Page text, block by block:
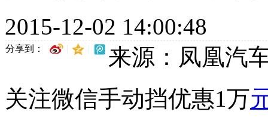
2015-12-02 14:00:48
分享到：
来源：凤凰汽
关注微信手动挡优惠1万